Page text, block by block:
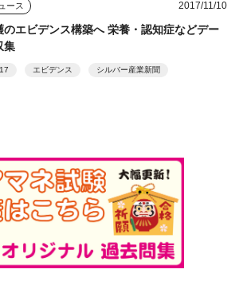
ース 2017/11/10
のエビデンス構築へ 栄養・認知症などデー
集
エビデンス シルバー産業新聞